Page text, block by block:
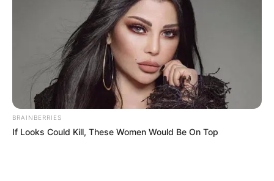
BRAINBERRIES
If Looks Could Kill, These Women Would Be On Top